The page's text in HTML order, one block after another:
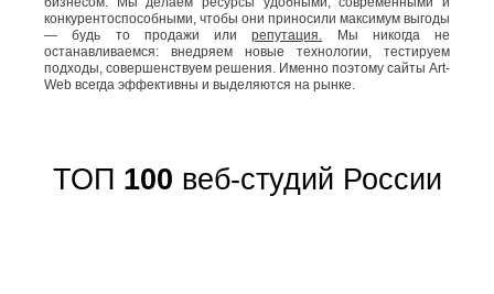
конкурентоспособными, чтобы они приносили максимум выгоды
— будь то продажи илирепутация. Мы никогда не
останавливаемся: внедряем новые технологии, тестируем
подходы, совершенствуем решения. Именно поэтому сайты Art-
Web всегда эффективны и выделяются на рынке.
ТОП 100 веб-студий России